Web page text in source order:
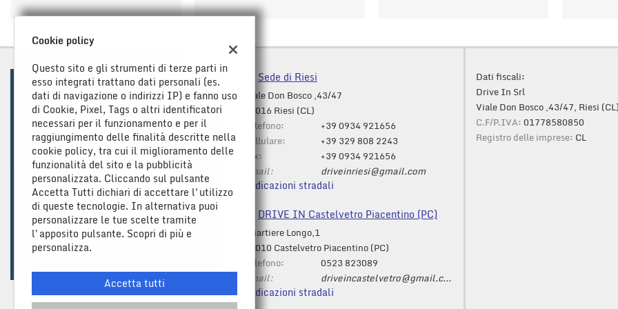
Sede di Riesi
Viale Don Bosco ,43/47
93016 Riesi (CL)
Telefono:
+39 0934 921656
Cellulare:
+39 329 808 2243
Fax:
+39 0934 921656
Email:
driveinriesi@gmail.com
Indicazioni stradali
DRIVE IN Castelvetro Piacentino (PC)
Quartiere Longo,1
29010 Castelvetro Piacentino (PC)
Telefono:
0523 823089
Email:
driveincastelvetro@gmail.com
Indicazioni stradali
Dati fiscali:
Drive In Srl
Viale Don Bosco ,43/47, Riesi
C.F/P.IVA:01778580850
Registro delle imprese: CL
Cookie policy
Questo sito e gli strumenti di terze parti in
esso integrati trattano dati personali (es.
dati di navigazione o indirizzi IP) e fanno uso
di Cookie, Pixel, Tags o altri identificatori
necessari per il funzionamento e per il
raggiungimento delle finalità descritte nella
cookie policy, tra cui il miglioramento delle
funzionalità del sito e la pubblicità
personalizzata. Cliccando sul pulsante
Accetta Tutti dichiari di accettare l'utilizzo
di queste tecnologie. In alternativa puoi
personalizzare le tue scelte tramite
l'apposito pulsante. Scopri di più e
personalizza.
Accetta tutti
Leggi
la